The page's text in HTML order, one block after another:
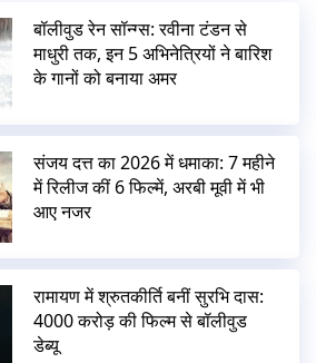
बॉलीवुड रेन सॉन्ग्स: रवीना टंडन से
माधुरी तक, इन 5 अभिनेत्रियों ने बारिश
के गानों को बनाया अमर
संजय दत्त का 2026 में धमाका: 7 महीने
में रिलीज कीं 6 फिल्में, अरबी मूवी में भी
आए नजर
रामायण में श्रुतकीर्ति बनीं सुरभि दास:
4000 करोड़ की फिल्म से बॉलीवुड
डेब्यू